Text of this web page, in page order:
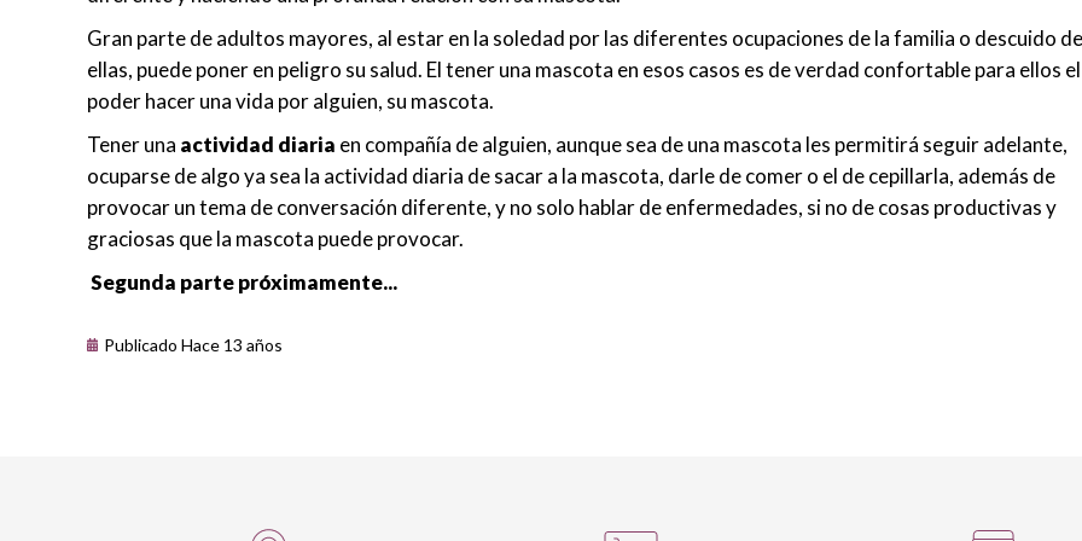
Gran parte de adultos mayores, al estar en la soledad por las diferentes ocupaciones de la familia o descuido de
ellas, puede poner en peligro su salud. El tener una mascota en esos casos es de verdad confortable para ellos el
poder hacer una vida por alguien, su mascota.
Tener una actividad diaria en compañía de alguien, aunque sea de una mascota les permitirá seguir adelante,
ocuparse de algo ya sea la actividad diaria de sacar a la mascota, darle de comer o el de cepillarla, además de
provocar un tema de conversación diferente, y no solo hablar de enfermedades, si no de cosas productivas y
graciosas que la mascota puede provocar.
Segunda parte próximamente...
Publicado Hace 13 años